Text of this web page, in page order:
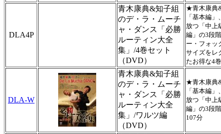
DLA4P
青木康典&知子組
のデ・ラ・ムーチ
ャ・ダンス「必勝
ルーティン大全
集」/4巻セット
（DVD）
★青木康典
「基本編
放つ「中上
編」の3段
ー・フォッ
サイズをレ
たお得な4
DLA-W
青木康典&知子組
のデ・ラ・ムーチ
ャ・ダンス「必勝
ルーティン大全
集」/ワルツ編
（DVD）
★青木康典
「基本編
放つ「中上
編」の3段
107分